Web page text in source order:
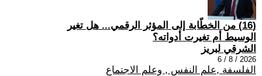
(16) من الخطّابة إلى المؤثر الرقمي... هل تغير
الوسيط أم تغيرت أدواته؟
الشرقي لبريز
2026 / 8 / 6
الفلسفة ,علم النفس , وعلم الاجتماع